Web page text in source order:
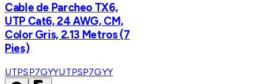
Cable de Parcheo TX6,
UTP Cat6, 24 AWG, CM,
Color Gris, 2.13 Metros (7
Pies)
UTPSP7GYYUTPSP7GYY